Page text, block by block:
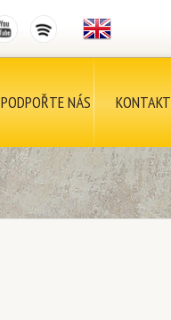
PODPOŘTE NÁS KONTAKT